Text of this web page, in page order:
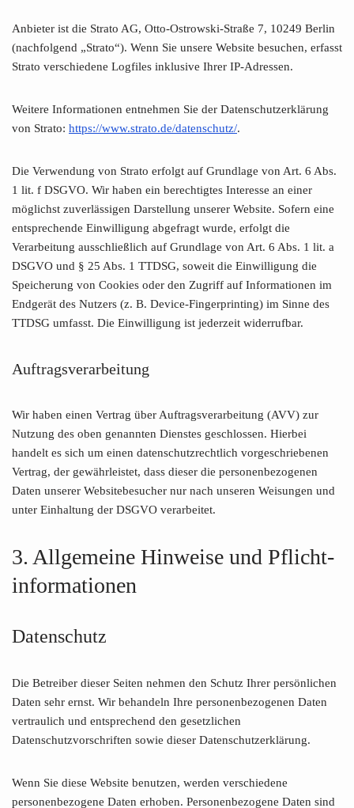
Anbieter ist die Strato AG, Otto-Ostrowski-Straße 7, 10249 Berlin
(nachfolgend „Strato“). Wenn Sie unsere Website besuchen, erfasst
Strato verschiedene Logfiles inklusive Ihrer IP-Adressen.
Weitere Informationen entnehmen Sie der Datenschutzerklärung
von Strato: https://www.strato.de/datenschutz/.
Die Verwendung von Strato erfolgt auf Grundlage von Art. 6 Abs.
1 lit. f DSGVO. Wir haben ein berechtigtes Interesse an einer
möglichst zuverlässigen Darstellung unserer Website. Sofern eine
entsprechende Einwilligung abgefragt wurde, erfolgt die
Verarbeitung ausschließlich auf Grundlage von Art. 6 Abs. 1 lit. a
DSGVO und § 25 Abs. 1 TTDSG, soweit die Einwilligung die
Speicherung von Cookies oder den Zugriff auf Informationen im
Endgerät des Nutzers (z. B. Device-Fingerprinting) im Sinne des
TTDSG umfasst. Die Einwilligung ist jederzeit widerrufbar.
Auftragsverarbeitung
Wir haben einen Vertrag über Auftragsverarbeitung (AVV) zur
Nutzung des oben genannten Dienstes geschlossen. Hierbei
handelt es sich um einen datenschutzrechtlich vorgeschriebenen
Vertrag, der gewährleistet, dass dieser die personenbezogenen
Daten unserer Websitebesucher nur nach unseren Weisungen und
unter Einhaltung der DSGVO verarbeitet.
3. Allgemeine Hinweise und Pflicht­
informationen
Datenschutz
Die Betreiber dieser Seiten nehmen den Schutz Ihrer persönlichen
Daten sehr ernst. Wir behandeln Ihre personenbezogenen Daten
vertraulich und entsprechend den gesetzlichen
Datenschutzvorschriften sowie dieser Datenschutzerklärung.
Wenn Sie diese Website benutzen, werden verschiedene
personenbezogene Daten erhoben. Personenbezogene Daten sind